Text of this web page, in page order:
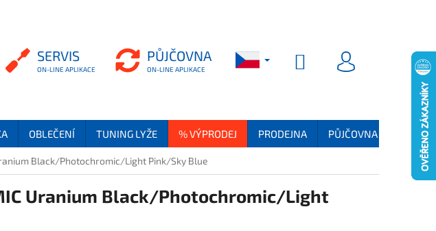
SERVIS
SERVIS PŮJČOVNA
PŮJČOVNA NÁKUPNÍ KOŠÍKPŘIHLÁSIT SE
OBLEČENÍ TUNING LYŽE % VÝPRODEJ PRODEJNA PŮJČOVNA SKI
Uranium Black/Photochromic/Light Pink/Sky Blue
Uranium Black/Photochromic/Light